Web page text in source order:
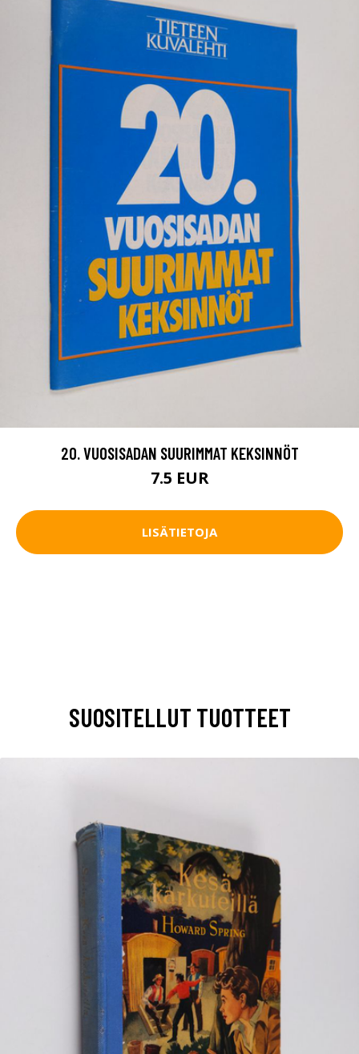
20. VUOSISADAN SUURIMMAT KEKSINNÖT
7.5 EUR
LISÄTIETOJA
SUOSITELLUT TUOTTEET